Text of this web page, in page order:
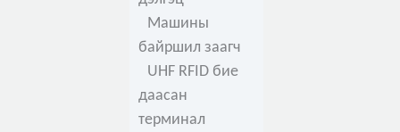
Машины
байршил заагч
UHF RFID бие
даасан
терминал